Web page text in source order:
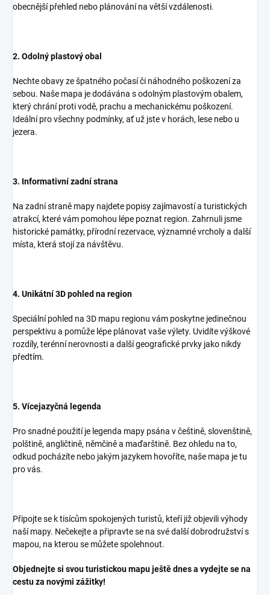
obecnější přehled nebo plánování na větší vzdálenosti.
2. Odolný plastový obal
Nechte obavy ze špatného počasí či náhodného poškození za
sebou. Naše mapa je dodávána s odolným plastovým obalem,
který chrání proti vodě, prachu a mechanickému poškození.
Ideální pro všechny podmínky, ať už jste v horách, lese nebo u
jezera.
3. Informativní zadní strana
Na zadní straně mapy najdete popisy zajímavostí a turistických
atrakcí, které vám pomohou lépe poznat region. Zahrnuli jsme
historické památky, přírodní rezervace, významné vrcholy a další
místa, která stojí za návštěvu.
4. Unikátní 3D pohled na region
Speciální pohled na 3D mapu regionu vám poskytne jedinečnou
perspektivu a pomůže lépe plánovat vaše výlety. Uvidíte výškové
rozdíly, terénní nerovnosti a další geografické prvky jako nikdy
předtím.
5. Vícejazyčná legenda
Pro snadné použití je legenda mapy psána v češtině, slovenštině,
polštině, angličtině, němčině a maďarštině. Bez ohledu na to,
odkud pocházíte nebo jakým jazykem hovoříte, naše mapa je tu
pro vás.
Připojte se k tisícům spokojených turistů, kteří již objevili výhody
naší mapy. Nečekejte a připravte se na své další dobrodružství s
mapou, na kterou se můžete spolehnout.
Objednejte si svou turistickou mapu ještě dnes a vydejte se na
cestu za novými zážitky!